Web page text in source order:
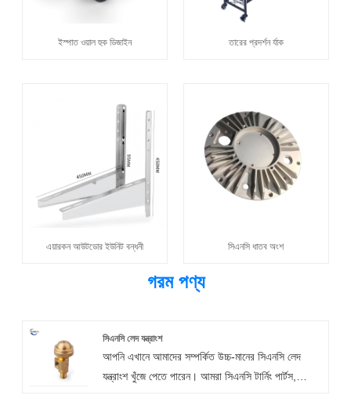
ইস্পাত ওয়াল হুক ডিজাইন তারের প্রদর্শন র্যাক
এয়ারকন আউটডোর ইউনিট বন্ধনী সিএনসি ধাতব অংশ
গরম পণ্য
সিএনসি লেদ যন্ত্রাংশ
আপনি এখানে আমাদের সম্পর্কিত উচ্চ-মানের সিএনসি লেদ
যন্ত্রাংশ খুঁজে পেতে পারেন। আমরা সিএনসি টার্নিং পার্টস,